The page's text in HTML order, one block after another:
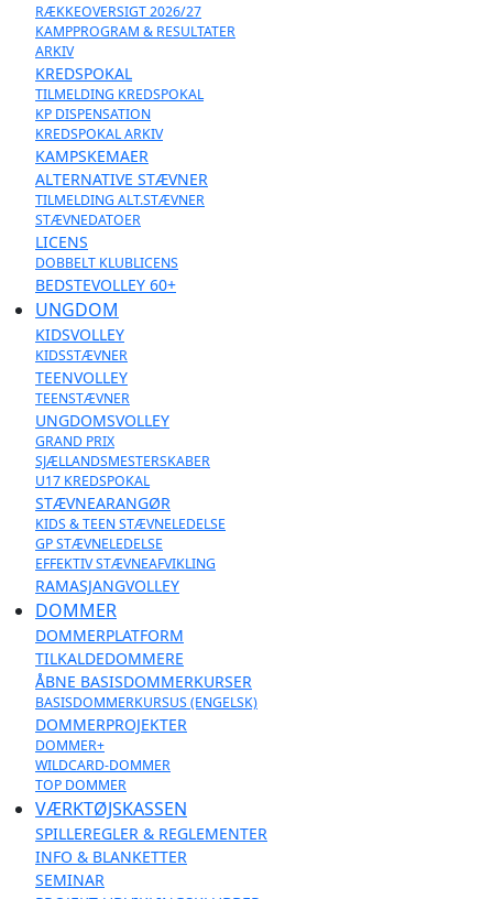
RÆKKEOVERSIGT 2026/27
KAMPPROGRAM & RESULTATER
ARKIV
KREDSPOKAL
TILMELDING KREDSPOKAL
KP DISPENSATION
KREDSPOKAL ARKIV
KAMPSKEMAER
ALTERNATIVE STÆVNER
TILMELDING ALT.STÆVNER
STÆVNEDATOER
LICENS
DOBBELT KLUBLICENS
BEDSTEVOLLEY 60+
UNGDOM
KIDSVOLLEY
KIDSSTÆVNER
TEENVOLLEY
TEENSTÆVNER
UNGDOMSVOLLEY
GRAND PRIX
SJÆLLANDSMESTERSKABER
U17 KREDSPOKAL
STÆVNEARANGØR
KIDS & TEEN STÆVNELEDELSE
GP STÆVNELEDELSE
EFFEKTIV STÆVNEAFVIKLING
RAMASJANGVOLLEY
DOMMER
DOMMERPLATFORM
TILKALDEDOMMERE
ÅBNE BASISDOMMERKURSER
BASISDOMMERKURSUS (ENGELSK)
DOMMERPROJEKTER
DOMMER+
WILDCARD-DOMMER
TOP DOMMER
VÆRKTØJSKASSEN
SPILLEREGLER & REGLEMENTER
INFO & BLANKETTER
SEMINAR